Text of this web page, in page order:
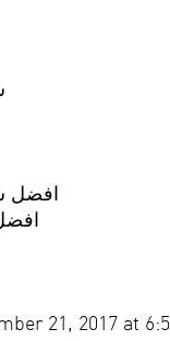
افضل
21, 2017 at